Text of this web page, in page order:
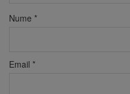
Nume *
Email *